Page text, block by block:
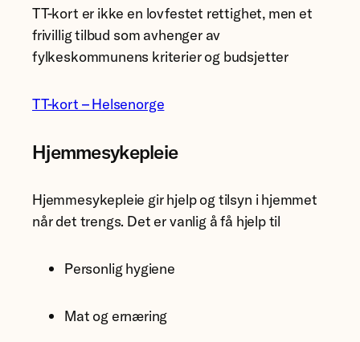
TT-kort er ikke en lovfestet rettighet, men et
frivillig tilbud som avhenger av
fylkeskommunens kriterier og budsjetter
TT-kort – Helsenorge
Hjemmesykepleie
Hjemmesykepleie gir hjelp og tilsyn i hjemmet
når det trengs. Det er vanlig å få hjelp til
Personlig hygiene
Mat og ernæring